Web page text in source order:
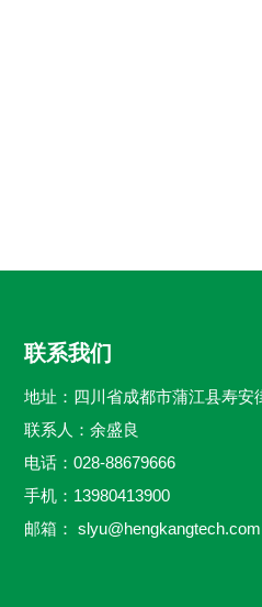
联系我们
地址：四川省成都市蒲江县寿安
联系人：余盛良
电话：028-88679666
手机：13980413900
邮箱： slyu@hengkangtech.com